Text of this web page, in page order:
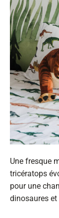
Une fresque
tricératops
pour une
dinosaures